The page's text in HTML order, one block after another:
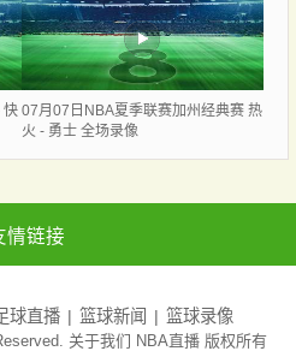
快 07月07日NBA夏季联赛加州经典赛 热
火 - 勇士 全场录像
情链接
球直播 篮球新闻 篮球录像
关于我们 NBA直播 版权所有